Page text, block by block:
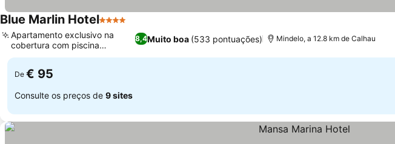
Blue Marlin Hotel4 Estrelas
8,4Muito boa (533 pontuações)
Apartamento exclusivo na
cobertura com piscina
privativa
Mindelo, a 12.8 km de Calhau
De € 95
Consulte os preços de 9 sites